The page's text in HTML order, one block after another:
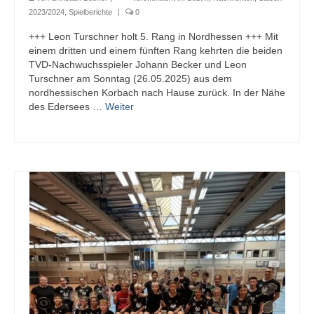
3. Mannschaft
Jugendmannschaft
U19-Mannschaft
Schülermannschaft
U15-Mannschaft
U13-Mannschaft
U11-Mannschaft
Archiv
2023/2024 Spielberichte | 0
+++ Leon Turschner holt 5. Rang in Nordhessen +++ Mit
einem dritten und einem fünften Rang kehrten die beiden
TVD-Nachwuchsspieler Johann Becker und Leon
Turschner am Sonntag (26.05.2025) aus dem
nordhessischen Korbach nach Hause zurück. In der Nähe
des Edersees … Weiter